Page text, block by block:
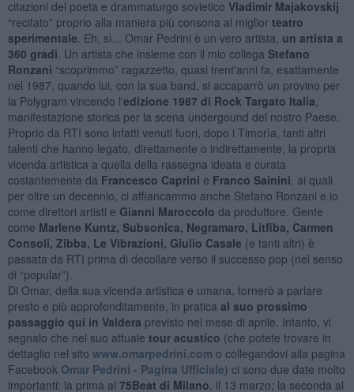
citazioni del poeta e drammaturgo sovietico Vladimir Majakovskij
“recitato” proprio alla maniera più consona al miglior teatro
sperimentale . Eh, sì... Omar Pedrini è un vero artista, un artista a
360 gradi . Un artista che insieme con il mio collega Stefano
Ronzani “scoprimmo” ragazzetto, quasi trent'anni fa, esattamente
nel 1987, quando lui, con la sua band, si accaparrò un provino per
la Polygram vincendo l'edizione 1987 di Rock Targato Italia
manifestazione storica per la scena undergound del nostro Paese.
Proprio da RTI sono infatti venuti fuori, dopo i Timorìa, tanti altri
talenti che hanno legato, direttamente o indirettamente, la propria
vicenda artistica a quella della rassegna ideata e curata
costantemente da Francesco Caprini e Franco Sainini , ai quali
per oltre un decennio, ci affiancammo anche Stefano Ronzani e io
come direttori artisti e Gianni Maroccolo da produttore. Gente
come Marlene Kuntz, Subsonica, Negramaro, Litfiba, Carmen
Consoli, Zibba, Le Vibrazioni, Giulio Casale (e tanti altri) è
passata da RTI prima di decollare verso il successo pop (nel senso
di “popular”).
Di Omar, della sua vicenda artistica e umana, tornerò a parlare
presto e più approfonditamente, in pratica al suo prossimo
passaggio qui in Valdera previsto nel mese di aprile. Intanto, vi
segnalo che nel suo attuale tour acustico (che potete trovare in
dettaglio nel sito www.omarpedrini.com o collegandovi alla pagina
Facebook Omar Pedrini - Pagina Ufficiale) ci sono due date molto
importanti: la prima al 75Beat di Milano , il 13 marzo; la seconda al